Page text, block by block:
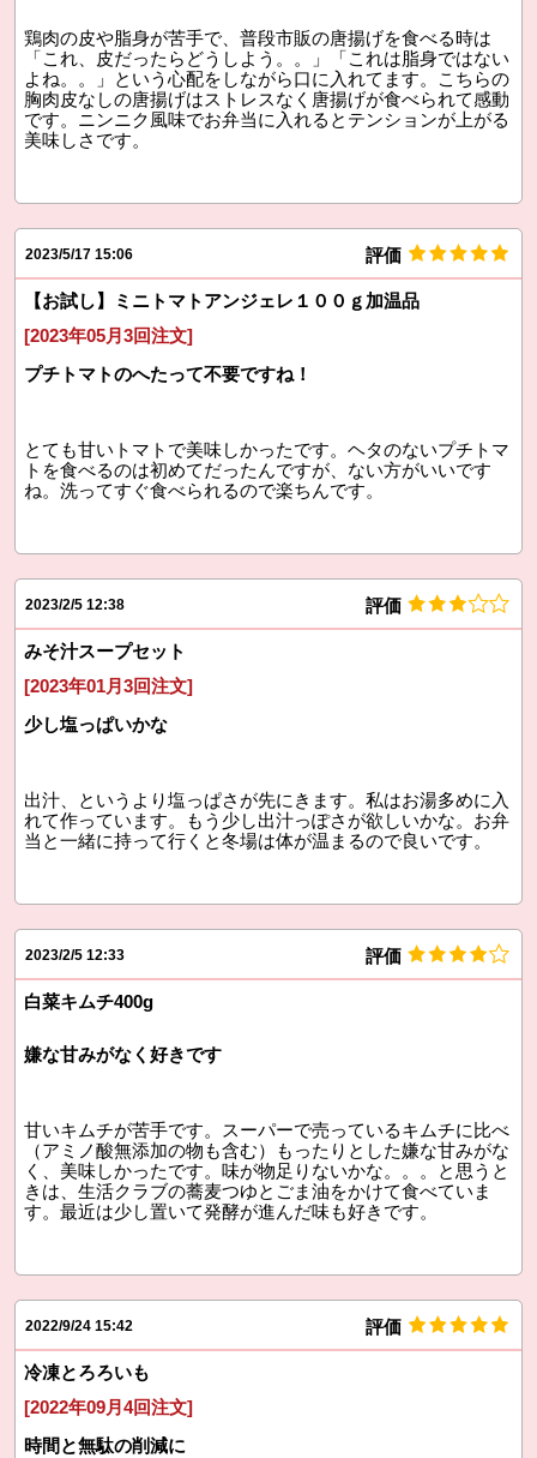
鶏肉の皮や脂身が苦手で、普段市販の唐揚げを食べる時は
「これ、皮だったらどうしよう。。」「これは脂身ではない
よね。。」という心配をしながら口に入れてます。こちらの
胸肉皮なしの唐揚げはストレスなく唐揚げが食べられて感動
です。ニンニク風味でお弁当に入れるとテンションが上がる
美味しさです。
2023/5/17 15:06 評価
【お試し】ミニトマトアンジェレ１００ｇ加温品
[2023年05月3回注文]
プチトマトのへたって不要ですね！
とても甘いトマトで美味しかったです。ヘタのないプチトマ
トを食べるのは初めてだったんですが、ない方がいいです
ね。洗ってすぐ食べられるので楽ちんです。
2023/2/5 12:38 評価
みそ汁スープセット
[2023年01月3回注文]
少し塩っぱいかな
出汁、というより塩っぱさが先にきます。私はお湯多めに入
れて作っています。もう少し出汁っぽさが欲しいかな。お弁
当と一緒に持って行くと冬場は体が温まるので良いです。
2023/2/5 12:33 評価
白菜キムチ400g
嫌な甘みがなく好きです
甘いキムチが苦手です。スーパーで売っているキムチに比べ
（アミノ酸無添加の物も含む）もったりとした嫌な甘みがな
く、美味しかったです。味が物足りないかな。。。と思うと
きは、生活クラブの蕎麦つゆとごま油をかけて食べていま
す。最近は少し置いて発酵が進んだ味も好きです。
2022/9/24 15:42 評価
冷凍とろろいも
[2022年09月4回注文]
時間と無駄の削減に